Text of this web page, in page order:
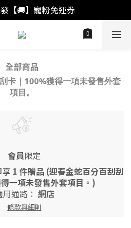
福袋結帳直接"首購爆擊🥊"
【🚚】寵粉免運券
系統自動加成🚀出獎率
全部商品
卡｜100%獲得一項未發售外套
項目。
會員限定
1 件贈品 (迎春金蛇百分百刮刮
一項未發售外套項目。)
用通路： 網店
條款與細則